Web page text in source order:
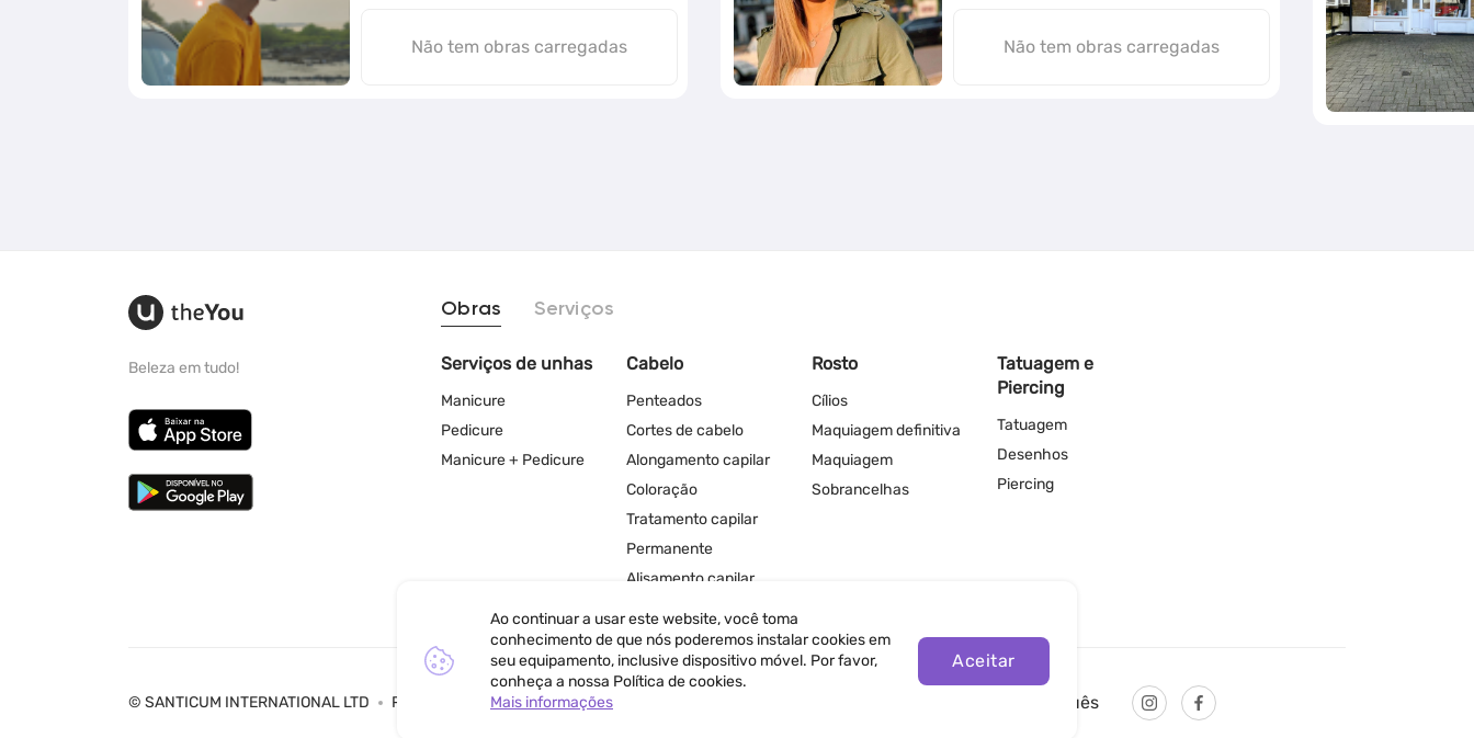
Não tem obras carregadas Não tem obras carregadas
Beleza em tudo!
Obras Serviços
Serviços de unhas
Manicure
Pedicure
Manicure + Pedicure
Cabelo
Penteados
Cortes de cabelo
Alongamento capilar
Coloração
Tratamento capilar
Permanente
Alisamento capilar
Rosto
Cílios
Maquiagem definitiva
Maquiagem
Sobrancelhas
Tatuagem e
Piercing
Tatuagem
Desenhos
Piercing
© SANTICUM INTERNATIONAL LTD Política de Privacidade Termos de Uso Português
Ao continuar a usar este website, você toma
conhecimento de que nós poderemos instalar cookies em
seu equipamento, inclusive dispositivo móvel. Por favor,
conheça a nossa Política de cookies.
Mais informações
Aceitar